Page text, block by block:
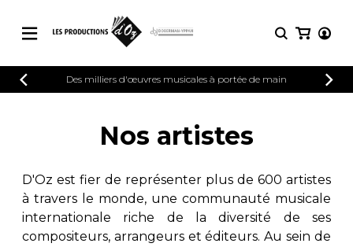
CATALOGUE
riche en œuvres originales et en
arrangements de qualité.
PARTITIONS POUR GUITARE
CONNEXION
INSCRIPTION
Des milliers d'œuvres musicales à portée de main
riche en œuvres originales et en
arrangements de qualité.
2 guitares
3 guitares
4 guitares
5 guitares et plus
Nos artistes
D'Oz est fier de représenter plus de 600 artistes
à travers le monde, une communauté musicale
internationale riche de la diversité de ses
compositeurs, arrangeurs et éditeurs. Au sein de